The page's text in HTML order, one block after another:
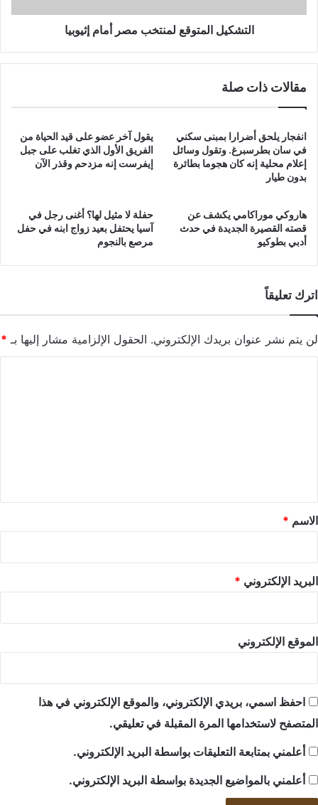
التشكيل المتوقع لمنتخب مصر أمام إثيوبيا
مقالات ذات صلة
انفجار يلحق أضرارا بمبنى سكني
في سان بطرسبرغ. وتقول وسائل
إعلام محلية إنه كان هجوما بطائرة
بدون طيار
يقول آخر عضو على قيد الحياة من
الفريق الأول الذي تغلب على جبل
إيفرست إنه مزدحم وقذر الآن
هاروكي موراكامي يكشف عن
قصته القصيرة الجديدة في حدث
أدبي بطوكيو
حفلة لا مثيل لها؟ أغنى رجل في
آسيا يحتفل بعيد زواج ابنه في حفل
مرصع بالنجوم
اترك تعليقاً
لن يتم نشر عنوان بريدك الإلكتروني. الحقول الإلزامية مشار إليها بـ *
*
الاسم *
البريد الإلكتروني *
الموقع الإلكتروني
احفظ اسمي، بريدي الإلكتروني، والموقع الإلكتروني في هذا
المتصفح لاستخدامها المرة المقبلة في تعليقي.
أعلمني بمتابعة التعليقات بواسطة البريد الإلكتروني.
أعلمني بالمواضيع الجديدة بواسطة البريد الإلكتروني.